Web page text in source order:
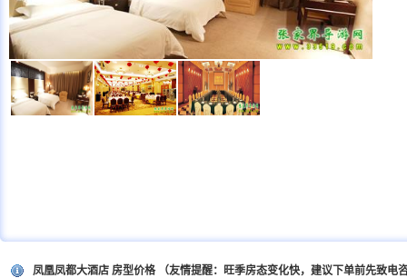
凤凰凤都大酒店 房型价格 （友情提醒：旺季房态变化快，建议下单前先致电